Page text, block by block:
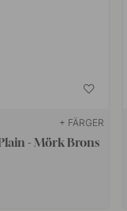
+ FÄRGER
- Mörk Brons